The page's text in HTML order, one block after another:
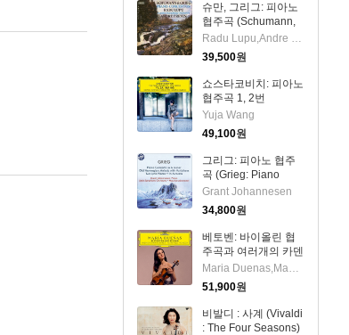
슈만, 그리그: 피아노
협주곡 (Schumann,
Grieg: Piano
Concerto) (UHQCD)
(일본반) - Radu Lupu
Radu Lupu,Andre Previn
39,500원
쇼스타코비치: 피아노
협주곡 1, 2번
(Shostakovich: Piano
Concertos No.1 &
No.2) (UHQCD)(일본
반) - Yuja Wang
Yuja Wang
49,100원
그리그: 피아노 협주
곡 (Grieg: Piano
Concerto In A Minor,
Op.16)(CD) - Grant
Johannesen
Grant Johannesen
34,800원
베토벤: 바이올린 협
주곡과 여러개의 카덴
차 (Beethoven: Violin
Concerto &
Cadenzas) (2Hi-Res
CD (MQA x UHQCD)
(일본반) - Maria
Maria Duenas,Manfred Honeck
51,900원
비발디 : 사계 (Vivaldi
: The Four Seasons)